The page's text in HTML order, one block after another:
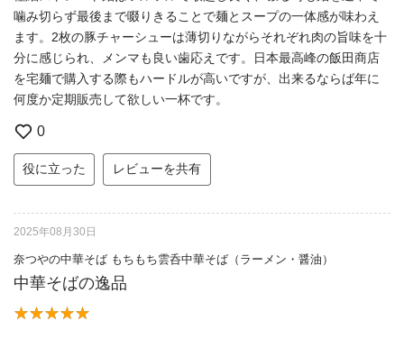
噛み切らず最後まで啜りきることで麺とスープの一体感が味わえ
ます。2枚の豚チャーシューは薄切りながらそれぞれ肉の旨味を十
分に感じられ、メンマも良い歯応えです。日本最高峰の飯田商店
を宅麺で購入する際もハードルが高いですが、出来るならば年に
何度か定期販売して欲しい一杯です。
0
役に立った レビューを共有
2025年08月30日
奈つやの中華そば もちもち雲呑中華そば（ラーメン・醤油）
中華そばの逸品